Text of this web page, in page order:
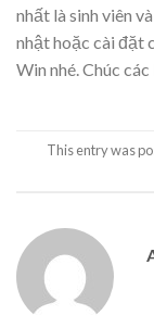
nhất là sinh viên
nhật hoặc cài đặt
Win nhé. Chúc
This entry was